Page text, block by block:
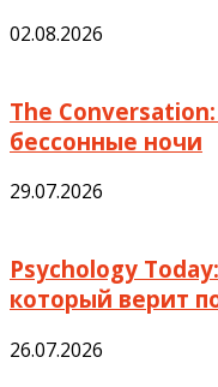
02.08.2026
The
бессонные ночи
29.07.2026
Psychology
который верит
26.07.2026